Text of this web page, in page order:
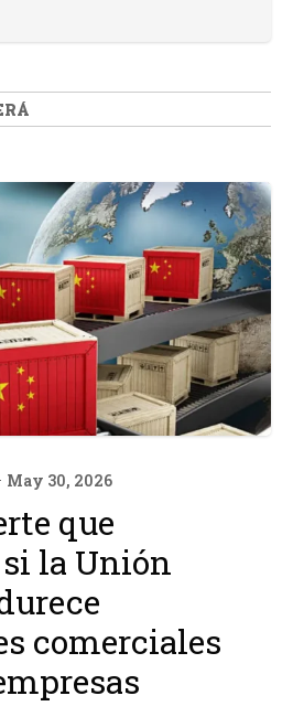
May 30, 2026
que
la Unión
comerciales